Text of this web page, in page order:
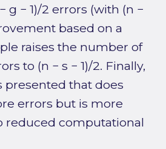
g − 1)/2 errors (with (n −
based on a
raises the number of
to (n − s − 1)/2. Finally,
presented that does
errors but is more
reduced computational